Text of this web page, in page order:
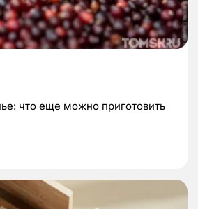
что еще можно приготовить